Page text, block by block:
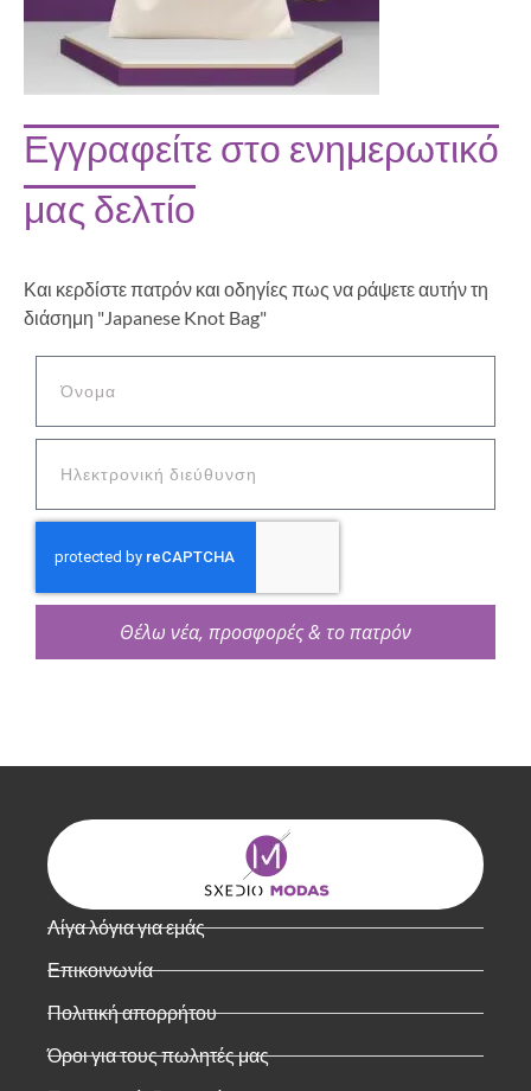
Εγγραφείτε στο ενημερωτικό
μας δελτίο
Και κερδίστε πατρόν και οδηγίες πως να ράψετε αυτήν τη
διάσημη "Japanese Knot Bag"
Θέλω νέα, προσφορές & το πατρόν
Λίγα λόγια για εμάς
Επικοινωνία
Πολιτική απορρήτου
Όροι για τους πωλητές μας